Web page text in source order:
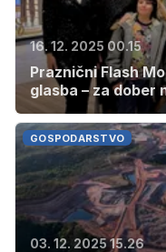
16. 12. 2025 00.15
Praznični Flash
glasba – za dober
GOSPODARSTVO
03. 12. 2025 15.26